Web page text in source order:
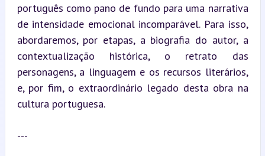
português como pano de fundo para uma narrativa
de intensidade emocional incomparável. Para isso,
abordaremos, por etapas, a biografia do autor, a
contextualização histórica, o retrato das
personagens, a linguagem e os recursos literários,
e, por fim, o extraordinário legado desta obra na
cultura portuguesa.
---